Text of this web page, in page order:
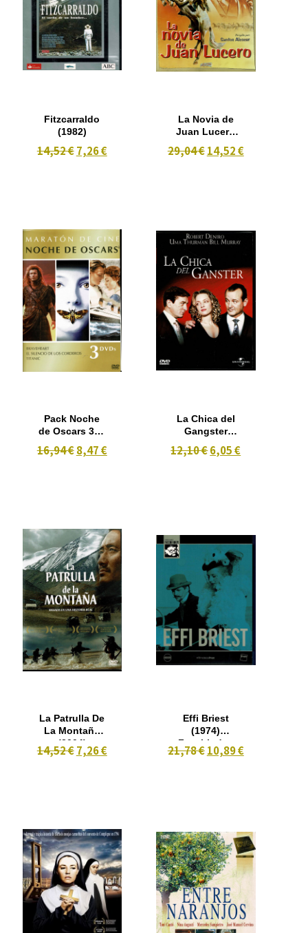
Fitzcarraldo
(1982)
14,52 € 7,26 €
La Novia de
Juan Lucero
(1959)
29,04 € 14,52 €
Pack Noche
de Oscars 3x1
-Braveheart,
El Silencio de
16,94 € 8,47 €
La Chica del
Gangster
(1993)
12,10 €6,05 €
La Patrulla De
La Montaña
(2004)
14,52 € 7,26 €
Effi Briest
(1974)
Fassbinder.
21,78 € 10,89 €